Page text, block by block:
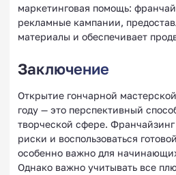
маркетинговая помощь:
рекламные кампании,
материалы и обеспечивает
Заключение
Открытие гончарной
году — это перспективный
творческой сфере. Франчайзинг
риски и воспользоваться
особенно важно для
Однако важно учитывать все